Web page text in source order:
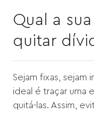
Qual a
quitar
Sejam fixas, sejam
ideal é traçar uma
quitá-las. Assim,